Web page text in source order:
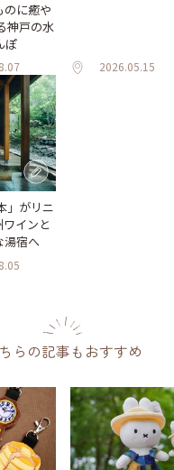
のに癒や
神戸の水
ぽ
2026.05.15
」がリニ
インと
湯宿へ
らの記事もおすすめ